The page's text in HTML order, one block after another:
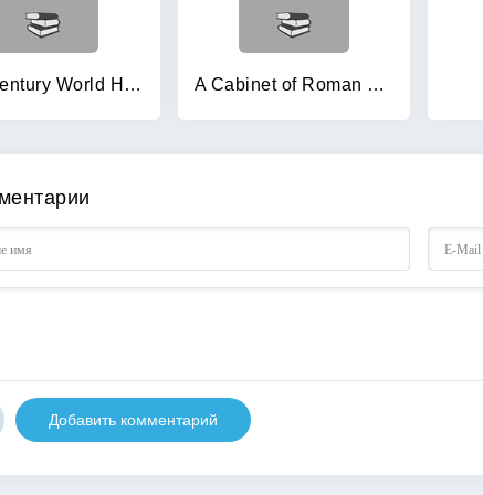
20th Century World History A Cabinet of Roman Curiosities: Strange Tales and Surprising Facts from the World's Greatest Empire